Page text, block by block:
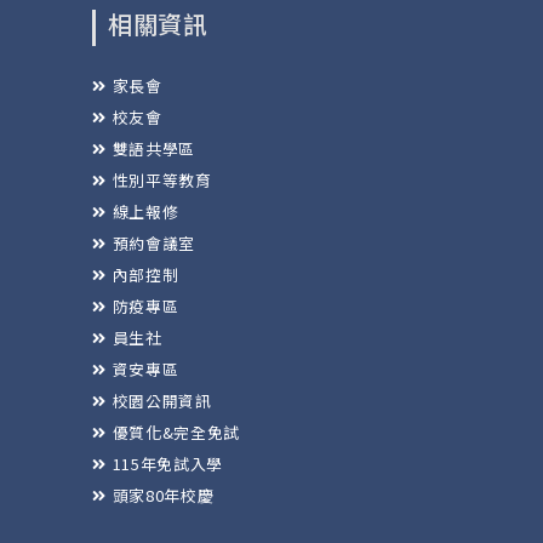
相關資訊
家長會
校友會
雙語共學區
性別平等教育
線上報修
預約會議室
內部控制
防疫專區
員生社
資安專區
校園公開資訊
優質化&完全免試
115年免試入學
頭家80年校慶